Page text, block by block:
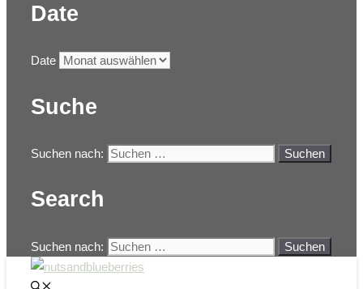
Date
Date
Suche
Suchen nach:
Search
Suchen nach: